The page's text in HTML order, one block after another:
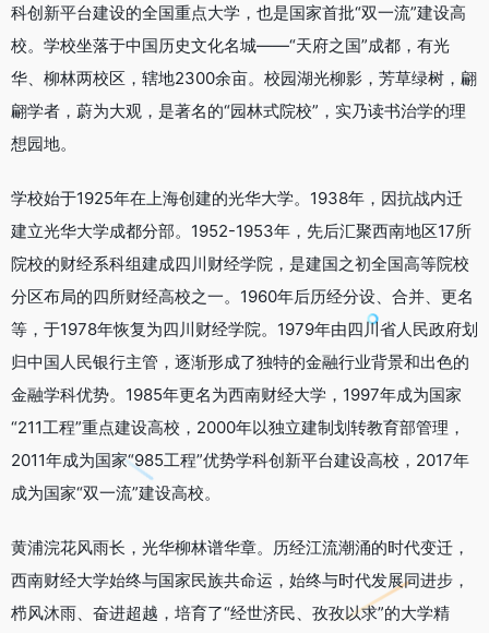
科创新平台建设的全国重点大学，也是国家首批“双一流”建设高
校。学校坐落于中国历史文化名城——“天府之国”成都，有光
华、柳林两校区，辖地2300余亩。校园湖光柳影，芳草绿树，翩
翩学者，蔚为大观，是著名的“园林式院校”，实乃读书治学的理
想园地。
学校始于1925年在上海创建的光华大学。1938年，因抗战内迁
建立光华大学成都分部。1952-1953年，先后汇聚西南地区17所
院校的财经系科组建成四川财经学院，是建国之初全国高等院校
分区布局的四所财经高校之一。1960年后历经分设、合并、更名
等，于1978年恢复为四川财经学院。1979年由四川省人民政府划
归中国人民银行主管，逐渐形成了独特的金融行业背景和出色的
金融学科优势。1985年更名为西南财经大学，1997年成为国家
“211工程”重点建设高校，2000年以独立建制划转教育部管理，
2011年成为国家“985工程”优势学科创新平台建设高校，2017年
成为国家“双一流”建设高校。
黄浦浣花风雨长，光华柳林谱华章。历经江流潮涌的时代变迁，
西南财经大学始终与国家民族共命运，始终与时代发展同进步，
栉风沐雨、奋进超越，培育了“经世济民、孜孜以求”的大学精